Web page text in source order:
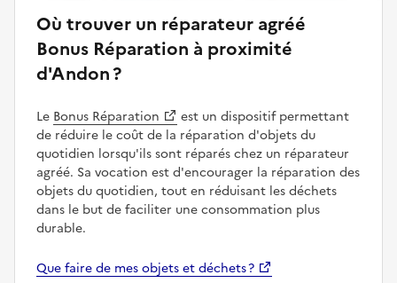
Où trouver un réparateur agréé
Bonus Réparation à proximité
d'Andon ?
Le Bonus Réparation
est un dispositif permettant
de réduire le coût de la réparation d'objets du
quotidien lorsqu'ils sont réparés chez un réparateur
agréé. Sa vocation est d'encourager la réparation des
objets du quotidien, tout en réduisant les déchets
dans le but de faciliter une consommation plus
durable.
Que faire de mes objets et déchets ?